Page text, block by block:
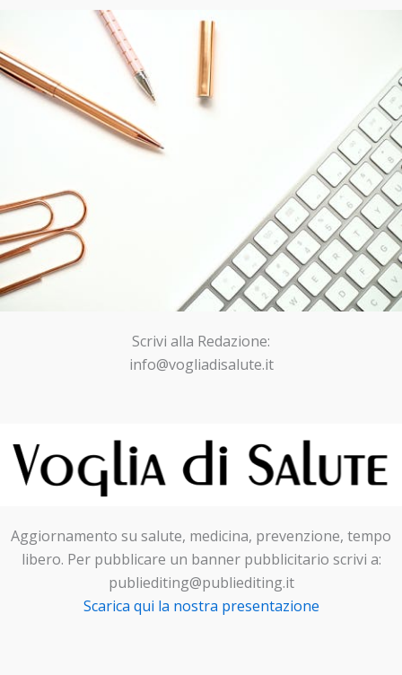
Scrivi alla Redazione:
info@vogliadisalute.it
Aggiornamento su salute, medicina, prevenzione, tempo
libero. Per pubblicare un banner pubblicitario scrivi a:
publiediting@publiediting.it
Scarica qui la nostra presentazione